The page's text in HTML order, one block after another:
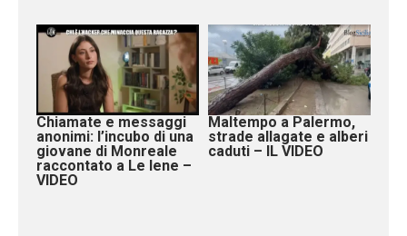
Chiamate e messaggi
anonimi: l’incubo di una
giovane di Monreale
raccontato a Le Iene –
VIDEO
Maltempo a Palermo,
strade allagate e alberi
caduti – IL VIDEO